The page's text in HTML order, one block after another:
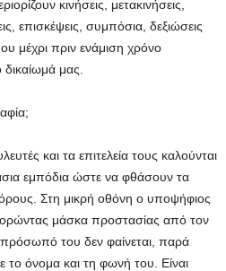
κινήσεις, μετακινήσεις,
επισκέψεις, συμπόσια, δεξιώσεις
μέχρι πριν ενάμιση χρόνο
μας.
και τα επιτελεία τους καλούνται
εμπόδια ώστε να φθάσουν τα
Στη μικρή οθόνη ο υποψήφιος
μάσκα προστασίας από τον
του δεν φαίνεται, παρά
όνομα και τη φωνή του. Είναι